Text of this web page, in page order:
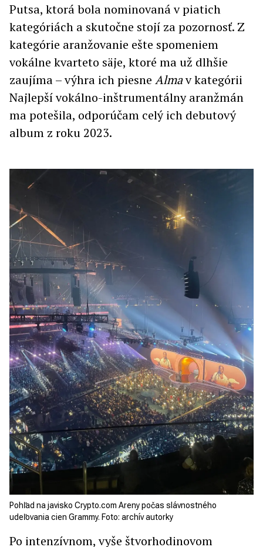
Putsa, ktorá bola nominovaná v piatich
kategóriách a skutočne stojí za pozornosť. Z
kategórie aranžovanie ešte spomeniem
vokálne kvarteto säje, ktoré ma už dlhšie
zaujíma – výhra ich piesne Almav kategórii
Najlepší vokálno-inštrumentálny aranžmán
ma potešila, odporúčam celý ich debutový
album z roku 2023.
Pohľad na javisko Crypto.com Areny počas slávnostného
udeľovania cien Grammy. Foto: archív autorky
Po intenzívnom, vyše štvorhodinovom